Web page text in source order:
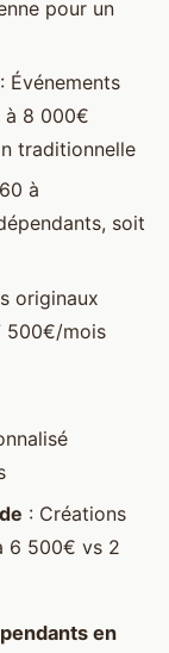
pour un
: Événements
à 8 000€
traditionnelle
à
soit
originaux
500€/mois
: Créations
6 500€ vs 2
en